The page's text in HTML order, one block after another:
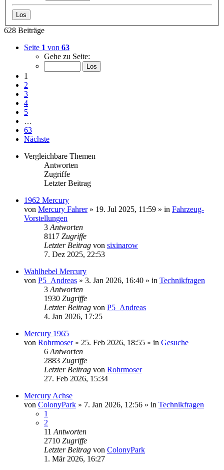
628 Beiträge
Seite 1 von 63
Gehe zu Seite:
1
2
3
4
5
…
63
Nächste
Vergleichbare Themen
Antworten
Zugriffe
Letzter Beitrag
1962 Mercury
von Mercury Fahrer» 19. Jul 2025, 11:59 » in Fahrzeug-
Vorstellungen
3 Antworten
8117 Zugriffe
Letzter Beitrag von sixinarow
7. Dez 2025, 22:53
Wahlhebel Mercury
von P5_Andreas » 3. Jan 2026, 16:40 » in Technikfragen
3 Antworten
1930 Zugriffe
Letzter Beitrag von P5_Andreas
4. Jan 2026, 17:25
Mercury 1965
von Rohrmoser» 25. Feb 2026, 18:55 » in Gesuche
6 Antworten
2883 Zugriffe
Letzter Beitrag von Rohrmoser
27. Feb 2026, 15:34
Mercury Achse
von ColonyPark » 7. Jan 2026, 12:56 » in Technikfragen
1
2
11 Antworten
2710 Zugriffe
Letzter Beitrag von ColonyPark
1. Mär 2026, 16:27